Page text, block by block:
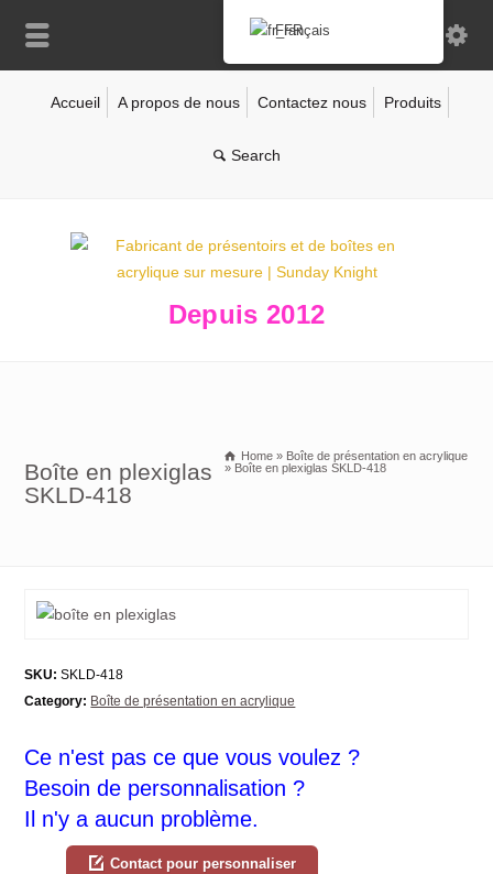
Accueil A propos de nous Contactez nous Produits
Depuis 2012
Boîte en plexiglas
SKLD-418
Home » Boîte de présentation en acrylique
» Boîte en plexiglas SKLD-418
SKU: SKLD-418
Category: Boîte de présentation en acrylique
Ce n'est pas ce que vous voulez ?
Besoin de personnalisation ?
Il n'y a aucun problème.
Contact pour personnaliser
Français